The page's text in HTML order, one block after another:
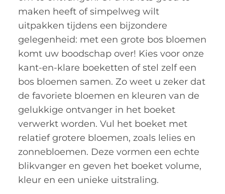
maken heeft of simpelweg wilt
uitpakken tijdens een bijzondere
gelegenheid: met een grote bos bloemen
komt uw boodschap over! Kies voor onze
kant-en-klare boeketten of stel zelf een
bos bloemen samen. Zo weet u zeker dat
de favoriete bloemen en kleuren van de
gelukkige ontvanger in het boeket
verwerkt worden. Vul het boeket met
relatief grotere bloemen, zoals lelies en
zonnebloemen. Deze vormen een echte
blikvanger en geven het boeket volume,
kleur en een unieke uitstraling.